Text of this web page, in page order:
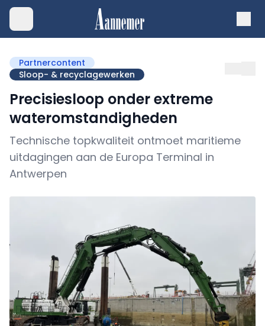
Partnercontent
Sloop- & recyclagewerken
Precisiesloop onder extreme
wateromstandigheden
Technische topkwaliteit ontmoet maritieme
uitdagingen aan de Europa Terminal in
Antwerpen